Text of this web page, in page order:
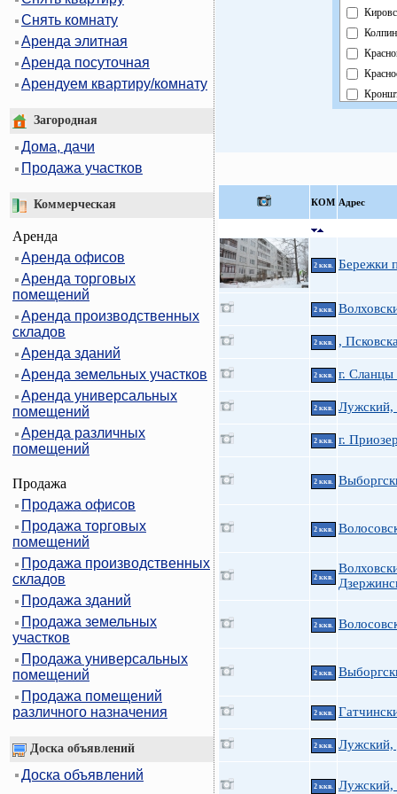
Снять комнату
Аренда элитная
Аренда посуточная
Арендуем квартиру/комнату
Загородная
Дома, дачи
Продажа участков
Коммерческая
Аренда
Аренда офисов
Аренда торговых
помещений
Аренда производственных
складов
Аренда зданий
Аренда земельных участков
Аренда универсальных
помещений
Аренда различных
помещений
Продажа
Продажа офисов
Продажа торговых
помещений
Продажа производственных
складов
Продажа зданий
Продажа земельных
участков
Продажа универсальных
помещений
Продажа помещений
различного назначения
Доска объявлений
Доска объявлений
КOМ Адрес
2 ккв. Бережки
2 ккв.
2 ккв. ,
2 ккв. г.
2 ккв.
2 ккв. г.
2 ккв.
2 ккв.
2 ккв.
2 ккв.
2 ккв.
2 ккв.
2 ккв. Лужский,
2 ккв.